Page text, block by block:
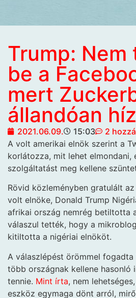
Trump:
be a
mert
állandóan
2021.06.09. 15:03
2
A volt amerikai elnök szerint a
korlátozza, mit lehet elmondani,
szolgáltatást meg kellene
Rövid közleményben gratulált
volt elnöke, Donald Trump
afrikai ország nemrég betiltotta
válaszul tették, hogy a
kitiltotta a nigériai elnököt.
A válaszlépést örömmel fogadta
több országnak kellene hasonló
tennie. Mint írta, nem
eszköz egymaga dönt arról,